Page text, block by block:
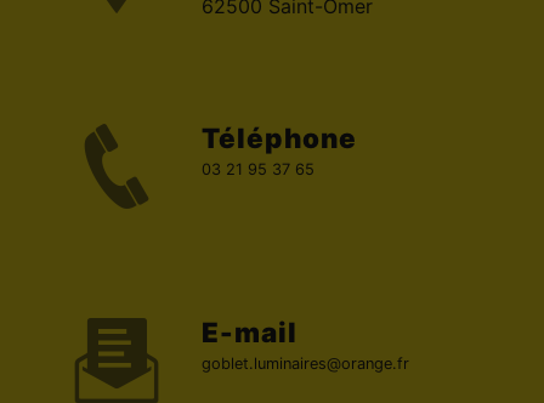
62500 Saint-Omer
Téléphone
03 21 95 37 65
E-mail
goblet.luminaires@orange.fr